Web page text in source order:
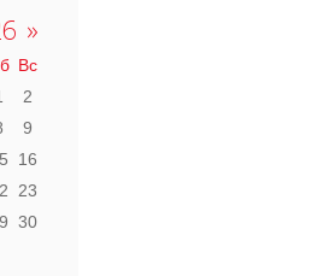
»
Вс
2
9
16
23
30